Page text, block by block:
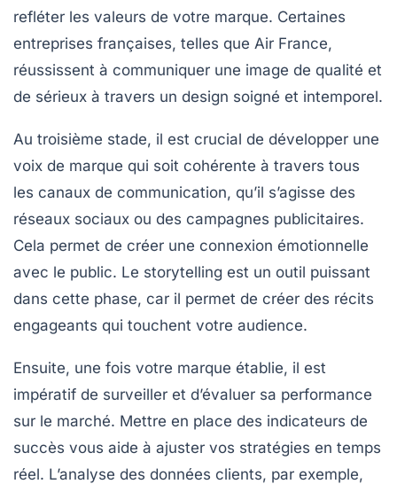
refléter les valeurs de votre marque. Certaines
entreprises françaises, telles que Air France,
réussissent à communiquer une image de qualité et
de sérieux à travers un design soigné et intemporel.
Au troisième stade, il est crucial de développer une
voix de marque qui soit cohérente à travers tous
les canaux de communication, qu’il s’agisse des
réseaux sociaux ou des campagnes publicitaires.
Cela permet de créer une connexion émotionnelle
avec le public. Le storytelling est un outil puissant
dans cette phase, car il permet de créer des récits
engageants qui touchent votre audience.
Ensuite, une fois votre marque établie, il est
impératif de surveiller et d’évaluer sa performance
sur le marché. Mettre en place des indicateurs de
succès vous aide à ajuster vos stratégies en temps
réel. L’analyse des données clients, par exemple,